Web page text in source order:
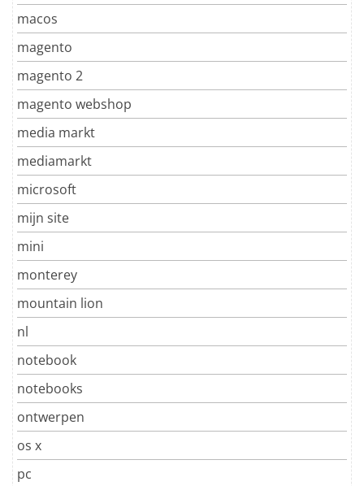
macos
magento
magento 2
magento webshop
media markt
mediamarkt
microsoft
mijn site
mini
monterey
mountain lion
nl
notebook
notebooks
ontwerpen
os x
pc